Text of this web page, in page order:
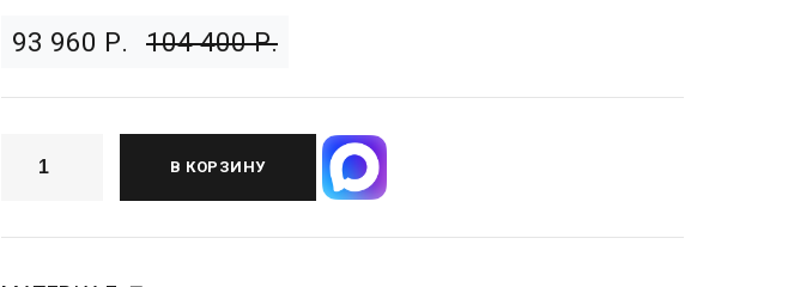
93 960 Р. 104 400 Р.
В КОРЗИНУ